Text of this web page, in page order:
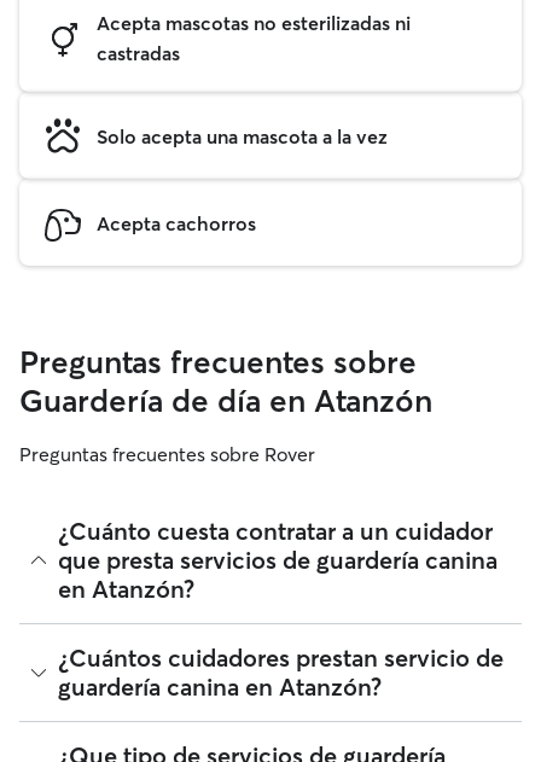
Acepta mascotas no esterilizadas ni
castradas
Solo acepta una mascota a la vez
Acepta cachorros
Preguntas frecuentes sobre
Guardería de día en Atanzón
Preguntas frecuentes sobre Rover
¿Cuánto cuesta contratar a un cuidador
que presta servicios de guardería canina
en Atanzón?
Los cuidadores en Rover tienen plena libertad para fijar sus
tarifas. El coste medio de un cuidador con guardería para
perros en Atanzón en Rover en agosto 2026 fue de
alrededor de 15 por día, incluyendo las tarifas de servicio de
¿Cuántos cuidadores prestan servicio de
guardería canina en Atanzón?
Desde agosto 2026, 284 cuidadores han prestado servicios
¿Que tipo de servicios de guardería